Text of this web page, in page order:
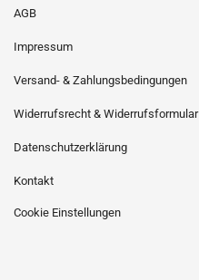
AGB
Impressum
Versand- & Zahlungsbedingungen
Widerrufsrecht & Widerrufsformular
Datenschutzerklärung
Kontakt
Cookie Einstellungen